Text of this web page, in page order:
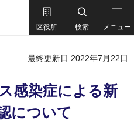
区役所 検索 メニュー
最終更新日 2022年7月22日
感染症による新
について